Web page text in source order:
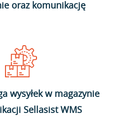
oraz komunikację
wysyłek w magazynie
Sellasist WMS